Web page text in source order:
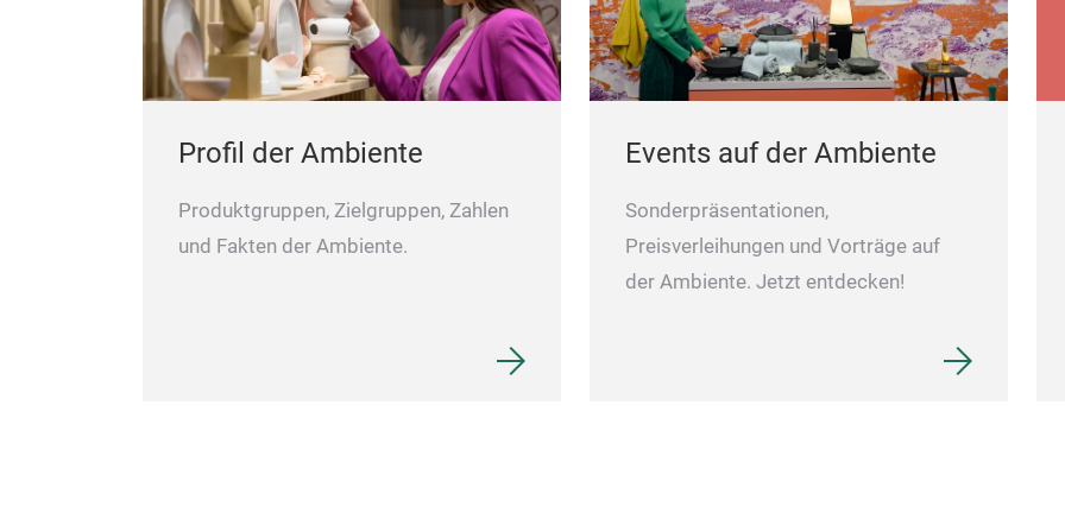
Profil der Ambiente
Produktgruppen, Zielgruppen, Zahlen
und Fakten der Ambiente.
Events auf der Ambiente
Sonderpräsentationen,
Preisverleihungen und Vorträge auf
der Ambiente. Jetzt entdecken!